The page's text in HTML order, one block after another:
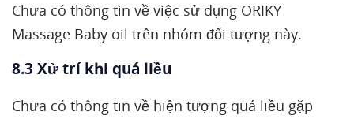
Chưa có thông tin về việc sử dụng ORIKY
Massage Baby oil trên nhóm đối tượng này.
8.3 Xử trí khi quá liều
Chưa có thông tin về hiện tượng quá liều gặp